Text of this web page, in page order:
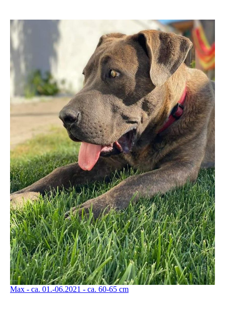
Max - ca. 01.-06.2021 - ca. 60-65 cm